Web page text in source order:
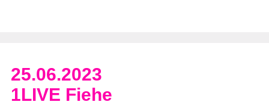
25.06.2023
1LIVE Fiehe